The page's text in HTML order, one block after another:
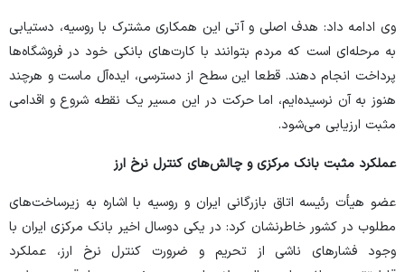
وی ادامه داد: هدف اصلی و آتی این همکاری مشترک با روسیه، دستیابی
به مرحله‌ای است که مردم بتوانند با کارت‌های بانکی خود در فروشگاه‌ها
پرداخت انجام دهند. قطعا این سطح از دسترسی، ایده‌آل ماست و هرچند
هنوز به آن نرسیده‌ایم، اما حرکت در این مسیر یک نقطه شروع و اقدامی
مثبت ارزیابی می‌شود.
عملکرد مثبت بانک مرکزی و چالش‌های کنترل نرخ ارز
عضو هیأت رئیسه اتاق بازرگانی ایران و روسیه با اشاره به زیرساخت‌های
مطلوب در کشور خاطرنشان کرد: در یکی دوسال اخیر بانک مرکزی ایران با
وجود فشار‌های ناشی از تحریم و ضرورت کنترل نرخ ارز، عملکرد